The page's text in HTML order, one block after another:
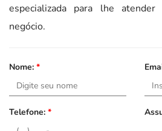
especializada para lhe
negócio.
Nome: *
Telefone: *